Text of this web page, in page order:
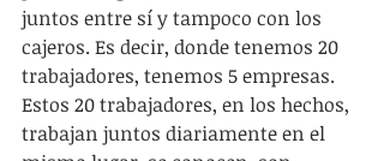
juntos entre sí y tampoco con los
cajeros. Es decir, donde tenemos 20
trabajadores, tenemos 5 empresas.
Estos 20 trabajadores, en los hechos,
trabajan juntos diariamente en el